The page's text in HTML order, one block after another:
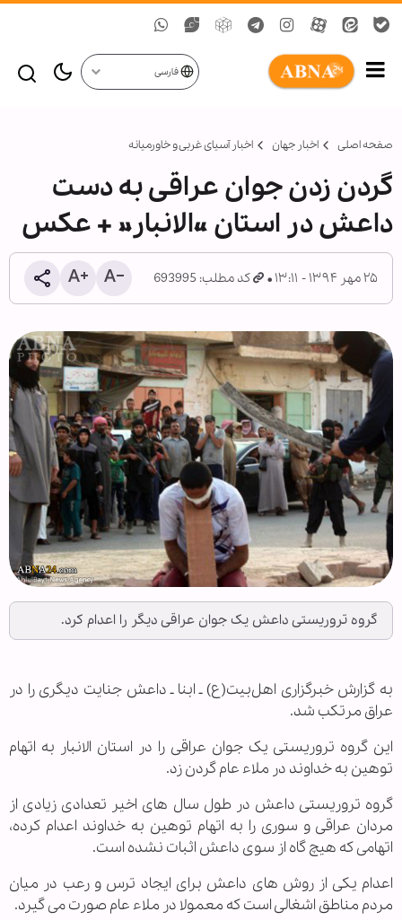
فارسی
صفحه اصلی اخبار جهان اخبار آسیای غربی و خاورمیانه
گردن زدن جوان عراقی به دست
داعش در استان «الانبار» + عکس
۲۵ مهر ۱۳۹۴ - ۱۳:۱۱ کد مطلب: 693995
گروه تروریستی داعش یک جوان عراقی دیگر را اعدام کرد.
به گزارش خبرگزاری اهل‌بیت(ع) ـ ابنا ـ داعش جنایت دیگری را در
عراق مرتکب شد.
این گروه تروریستی یک جوان عراقی را در استان الانبار به اتهام
توهین به خداوند در ملاء عام گردن زد.
گروه تروریستی داعش در طول سال های اخیر تعدادی زیادی از
مردان عراقی و سوری را به اتهام توهین به خداوند اعدام کرده،
اتهامی که هیچ گاه از سوی داعش اثبات نشده است.
اعدام یکی از روش های داعش برای ایجاد ترس و رعب در میان
مردم مناطق اشغالی است که معمولا در ملاء عام صورت می گیرد.